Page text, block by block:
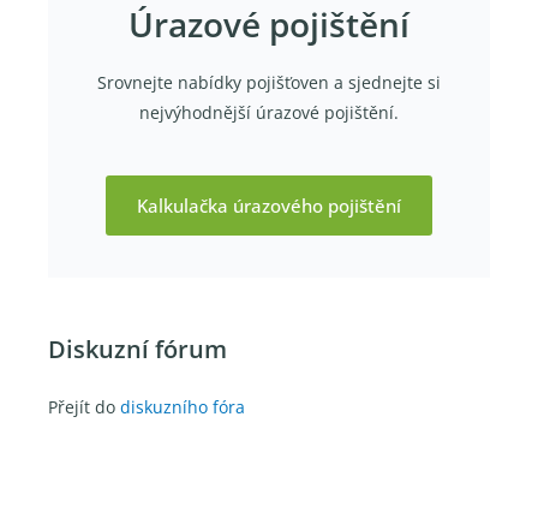
Úrazové pojištění
Srovnejte nabídky pojišťoven a sjednejte si
nejvýhodnější úrazové pojištění.
Kalkulačka úrazového pojištění
Diskuzní fórum
Přejít do diskuzního fóra